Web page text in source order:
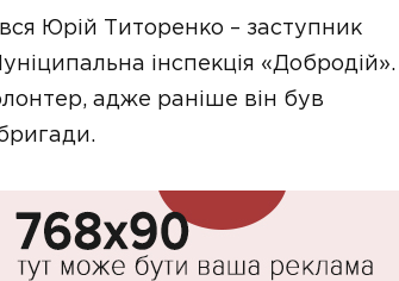
Юрій Титоренко – заступник
інспекція «Добродій».
адже раніше він був